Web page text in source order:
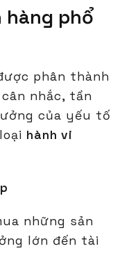
hàng phổ
phân thành
nhắc, tần
của yếu tố
hành vi
những sản
lớn đến tài